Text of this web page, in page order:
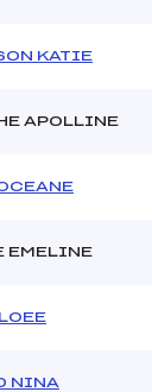
KATIE
APOLLINE
EMELINE
NINA